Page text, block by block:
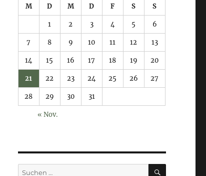
M D M D F S S
1 2 3 4 5 6
7 8 9 10 11 12 13
14 15 16 17 18 19 20
21 22 23 24 25 26 27
28 29 30 31
« Nov.
Suchen
SUCHEN